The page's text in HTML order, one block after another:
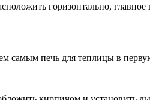
горизонтально, главное
самым печь для теплицы в